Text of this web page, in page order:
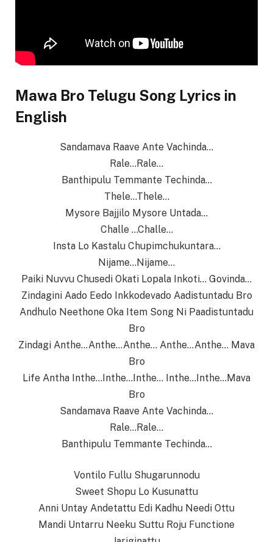
Mawa Bro Telugu Song Lyrics in
English
Sandamava Raave Ante Vachinda…
Rale…Rale…
Banthipulu Temmante Techinda…
Thele…Thele…
Mysore Bajjilo Mysore Untada…
Challe …Challe…
Insta Lo Kastalu Chupimchukuntara…
Nijame…Nijame…
Paiki Nuvvu Chusedi Okati Lopala Inkoti… Govinda…
Zindagini Aado Eedo Inkkodevado Aadistuntadu Bro
Andhulo Neethone Oka Item Song Ni Paadistuntadu
Bro
Zindagi Anthe…Anthe…Anthe… Anthe…Anthe… Mava
Bro
Life Antha Inthe…Inthe…Inthe… Inthe…Inthe…Mava
Bro
Sandamava Raave Ante Vachinda…
Rale…Rale…
Banthipulu Temmante Techinda…
Vontilo Fullu Shugarunnodu
Sweet Shopu Lo Kusunattu
Anni Untay Andetattu Edi Kadhu Needi Ottu
Mandi Untarru Neeku Suttu Roju Functione